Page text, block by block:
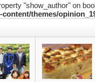
"show_author" on
themes/